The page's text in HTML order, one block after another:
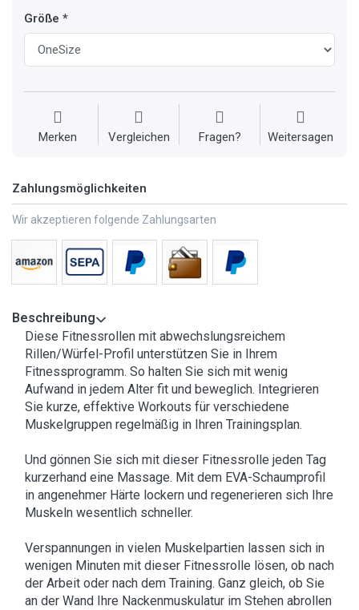
Größe
Merken Vergleichen Fragen? Weitersagen
Zahlungsmöglichkeiten
Wir akzeptieren folgende Zahlungsarten
Beschreibung
Diese Fitnessrollen mit abwechslungsreichem
Rillen/Würfel-Profil unterstützen Sie in Ihrem
Fitnessprogramm. So halten Sie sich mit wenig
Aufwand in jedem Alter fit und beweglich. Integrieren
Sie kurze, effektive Workouts für verschiedene
Muskelgruppen regelmäßig in Ihren Trainingsplan.
Und gönnen Sie sich mit dieser Fitnessrolle jeden Tag
kurzerhand eine Massage. Mit dem EVA-Schaumprofil
in angenehmer Härte lockern und regenerieren sich Ihre
Muskeln wesentlich schneller.
Verspannungen in vielen Muskelpartien lassen sich in
wenigen Minuten mit dieser Fitnessrolle lösen, ob nach
der Arbeit oder nach dem Training. Ganz gleich, ob Sie
an der Wand Ihre Nackenmuskulatur im Stehen abrollen